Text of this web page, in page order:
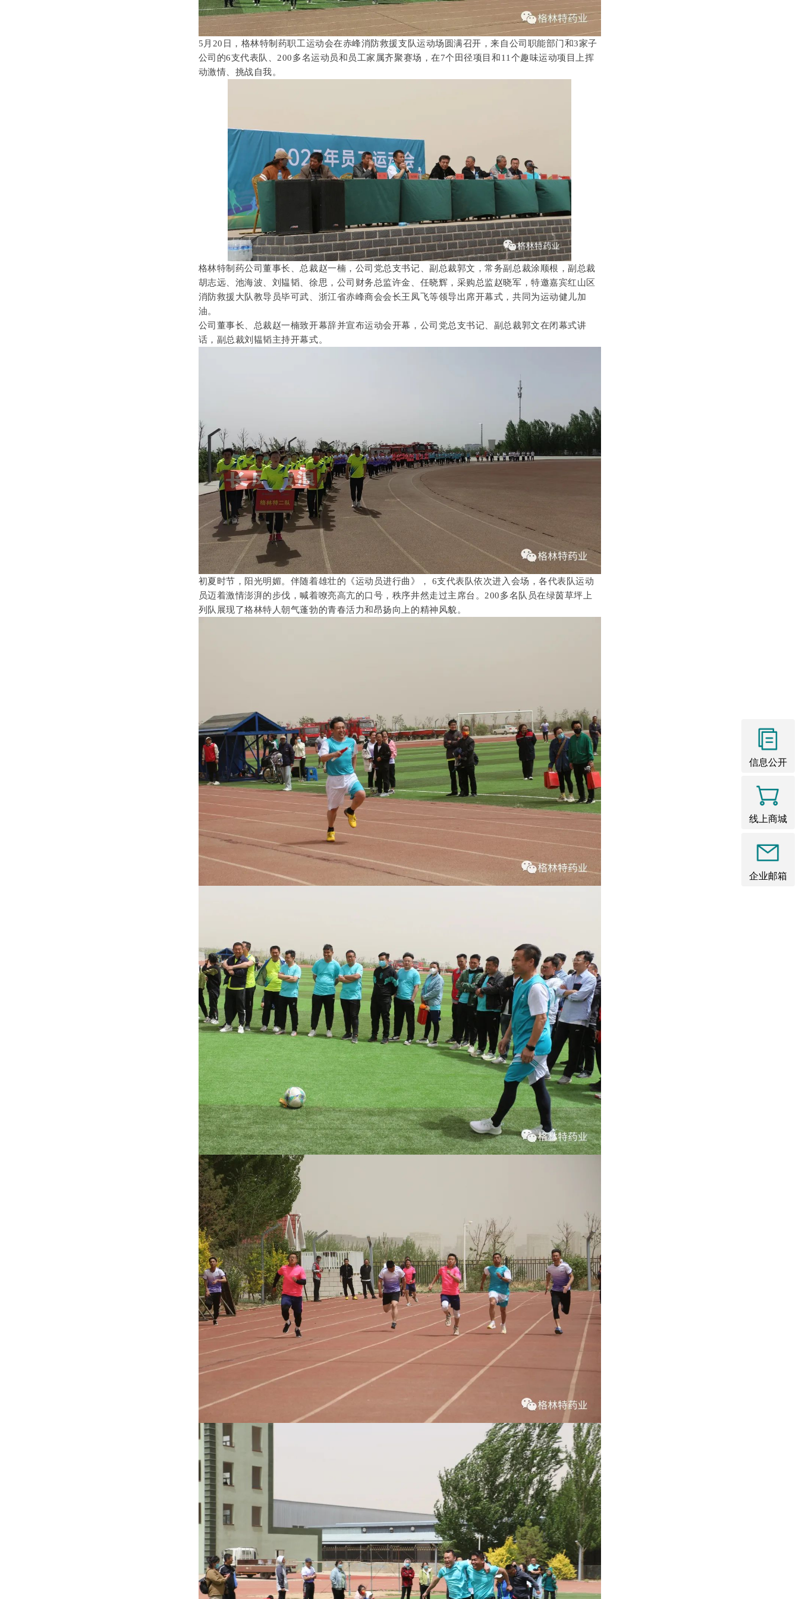
5月20日，格林特制药职工运动会在赤峰消防救援支队运动场圆满召开，来自公司职能部门和3家子
公司的6支代表队、200多名运动员和员工家属齐聚赛场，在7个田径项目和11个趣味运动项目上挥
动激情、挑战自我。
格林特制药公司董事长、总裁赵一楠，公司党总支书记、副总裁郭文，常务副总裁涂顺根，副总裁
胡志远、池海波、刘韫韬、徐思，公司财务总监许金、任晓辉，采购总监赵晓军，特邀嘉宾红山区
消防救援大队教导员毕可武、浙江省赤峰商会会长王凤飞等领导出席开幕式，共同为运动健儿加
油。
公司董事长、总裁赵一楠致开幕辞并宣布运动会开幕，公司党总支书记、副总裁郭文在闭幕式讲
话，副总裁刘韫韬主持开幕式。
初夏时节，阳光明媚。伴随着雄壮的《运动员进行曲》， 6支代表队依次进入会场，各代表队运动
员迈着激情澎湃的步伐，喊着嘹亮高亢的口号，秩序井然走过主席台。200多名队员在绿茵草坪上
列队展现了格林特人朝气蓬勃的青春活力和昂扬向上的精神风貌。
信息公开
线上商城
企业邮箱